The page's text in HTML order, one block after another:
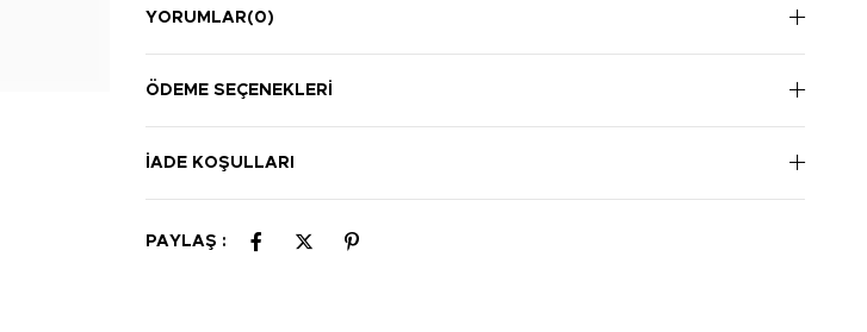
Parmak uçlarınıza az miktarda aldığınız ürünü yüzünüze ve boynunuza sürün.
YORUMLAR(0)
ÖDEME SEÇENEKLERI
İADE KOŞULLARI
PAYLAŞ :